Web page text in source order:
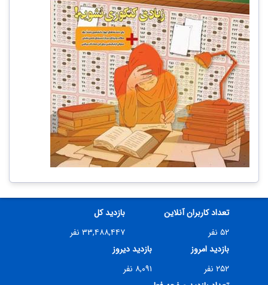
تعداد کاربران آنلاین
۵۲ نفر
بازدید کل
۳۳,۴۸۸,۴۴۷ نفر
بازدید امروز
۲۵۲ نفر
بازدید دیروز
۸,۰۹۱ نفر